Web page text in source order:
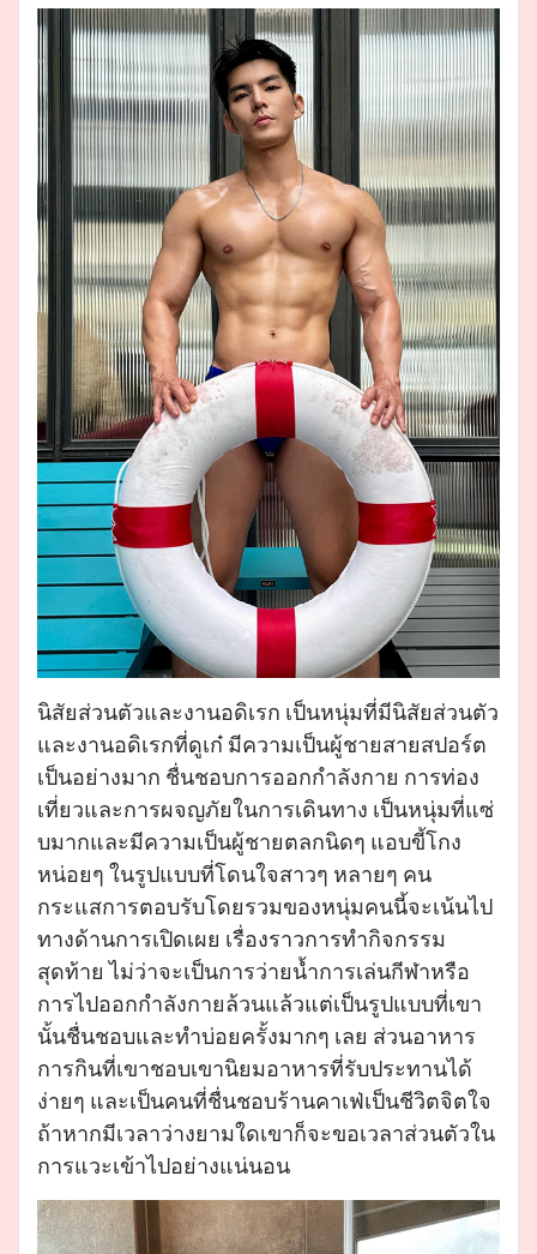
นิสัยส่วนตัวและงานอดิเรก เป็นหนุ่มที่มีนิสัยส่วนตัว
และงานอดิเรกที่ดูเก๋ มีความเป็นผู้ชายสายสปอร์ต
เป็นอย่างมาก ชื่นชอบการออกกำลังกาย การท่อง
เที่ยวและการผจญภัยในการเดินทาง เป็นหนุ่มที่แซ่
บมากและมีความเป็นผู้ชายตลกนิดๆ แอบขี้โกง
หน่อยๆ ในรูปแบบที่โดนใจสาวๆ หลายๆ คน
กระแสการตอบรับโดยรวมของหนุ่มคนนี้จะเน้นไป
ทางด้านการเปิดเผย เรื่องราวการทำกิจกรรม
สุดท้าย ไม่ว่าจะเป็นการว่ายน้ำการเล่นกีฬาหรือ
การไปออกกำลังกายล้วนแล้วแต่เป็นรูปแบบที่เขา
นั้นชื่นชอบและทำบ่อยครั้งมากๆ เลย ส่วนอาหาร
การกินที่เขาชอบเขานิยมอาหารที่รับประทานได้
ง่ายๆ และเป็นคนที่ชื่นชอบร้านคาเฟ่เป็นชีวิตจิตใจ
ถ้าหากมีเวลาว่างยามใดเขาก็จะขอเวลาส่วนตัวใน
การแวะเข้าไปอย่างแน่นอน